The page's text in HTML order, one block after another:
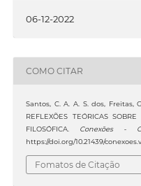
06-12-2022
COMO CITAR
Santos, C. A. A. S. dos, Freitas,
REFLEXÕES TEÓRICAS
FILOSÓFICA. Conexões -
https://doi.org/10.21439/
Fomatos de Citação